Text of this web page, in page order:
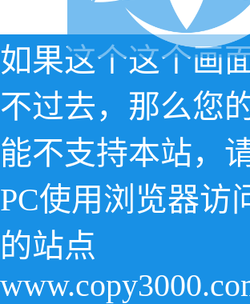
如果这个这个画
不过去，那么您
能不支持本站，
PC使用浏览器访
的站点